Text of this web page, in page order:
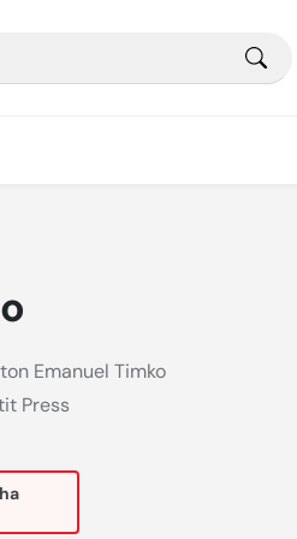
Emanuel Timko
Press